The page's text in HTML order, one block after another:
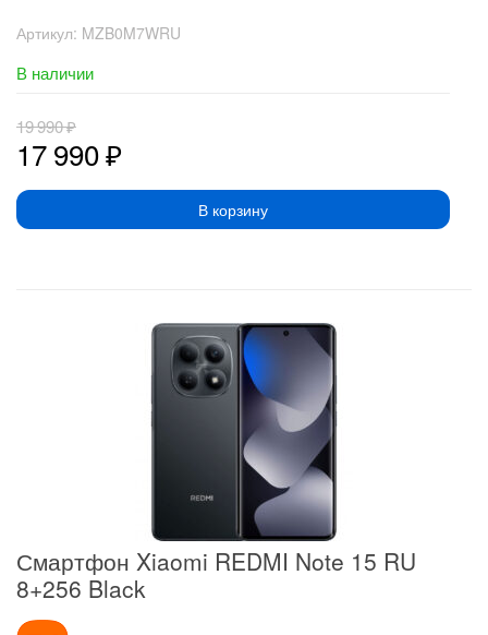
Артикул: MZB0M7WRU
В наличии
17 990₽
19 990₽
В корзину
Смартфон Xiaomi REDMI Note 15 RU
8+256 Black